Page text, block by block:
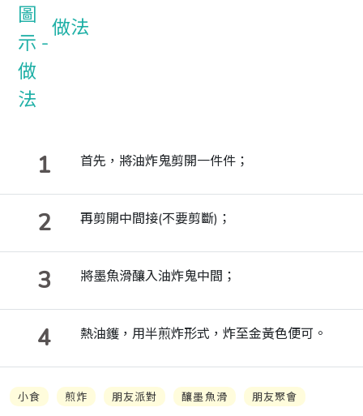
做法
1 首先，將油炸鬼剪開一件件；
2 再剪開中間接(不要剪斷)；
3 將墨魚滑釀入油炸鬼中間；
4 熱油鑊，用半煎炸形式，炸至金黃色便可。
小食 煎炸 朋友派對 釀墨魚滑 朋友聚會